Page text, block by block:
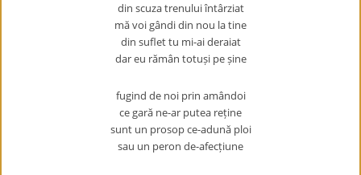
din scuza trenului întârziat
mă voi gândi din nou la tine
din suflet tu mi-ai deraiat
dar eu rămân totuși pe șine
fugind de noi prin amândoi
ce gară ne-ar putea reține
sunt un prosop ce-adună ploi
sau un peron de-afecțiune